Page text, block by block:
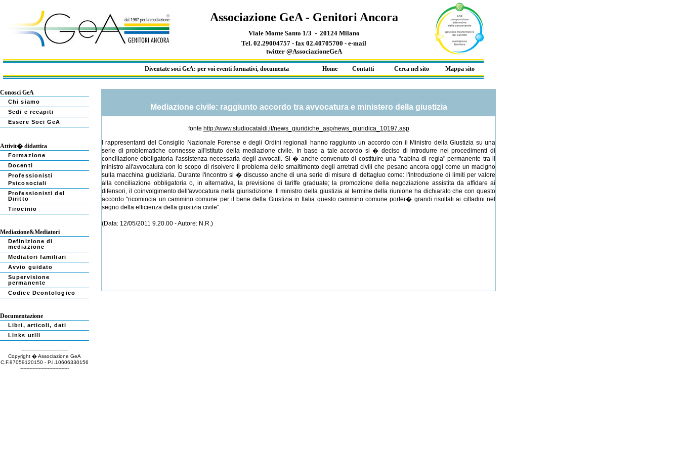
Associazione GeA - Genitori Ancora
Viale Monte Santo 1/3 - 20124 Milano
Tel. 02.29004757 - fax 02.40705700 - e-mail
twitter @AssociazioneGeA
Diventate soci GeA: per voi eventi formativi, documentazione e libri scontati
Home Contatti Cerca nel sito Mappa sito
Conosci GeA
Chi siamo
Sedi e recapiti
Essere Soci GeA
Attivit� didattica
Formazione
Docenti
Professionisti
Psicosociali
Professionisti del
Diritto
Tirocinio
Mediazione&Mediatori
Definizione di
mediazione
Mediatori familiari
Avvio guidato
Supervisione
permanente
Codice Deontologico
Documentazione
Libri, articoli, dati
Links utili
-------------------------------
Copyright � Associazione GeA
C.F.97059120150 - P.I.10606330156
--------------------------------
Mediazione civile: raggiunto accordo tra avvocatura e ministero della giustizia
fonte http://www.studiocataldi.it/news_giuridiche_asp/news_giuridica_10197.asp
I rappresentanti del Consiglio Nazionale Forense e degli Ordini regionali hanno raggiunto un accordo con il Ministro della Giustizia su una
serie di problematiche connesse all'istituto della mediazione civile. In base a tale accordo si � deciso di introdurre nei procedimenti di
conciliazione obbligatoria l'assistenza necessaria degli avvocati. Si � anche convenuto di costituire una "cabina di regia" permanente tra il
ministro all'avvocatura con lo scopo di risolvere il problema dello smaltimento degli arretrati civili che pesano ancora oggi come un macigno
sulla macchina giudiziaria. Durante l'incontro si � discusso anche di una serie di misure di dettagluo come: l'introduzione di limiti per valore
alla conciliazione obbligatoria o, in alternativa, la previsione di tariffe graduate; la promozione della negoziazione assistita da affidare ai
difensori, il coinvolgimento dell'avvocatura nella giurisdizione. Il ministro della giustizia al termine della riunione ha dichiarato che con questo
accordo "ricomincia un cammino comune per il bene della Giustizia in Italia questo cammino comune porter� grandi risultati ai cittadini nel
segno della efficienza della giustizia civile".
(Data: 12/05/2011 9.20.00 - Autore: N.R.)